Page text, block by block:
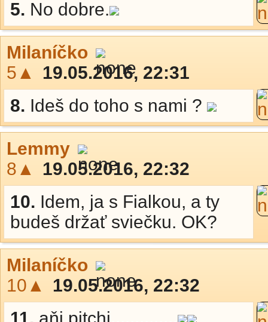
5. No dobre.
Milaníčko
5▲
19.05.2016, 22:31
8. Ideš do toho s nami ?
Lemmy
8▲
19.05.2016, 22:32
10. Idem, ja s Fialkou, a ty
budeš držať sviečku. OK?
Milaníčko
10▲
19.05.2016, 22:32